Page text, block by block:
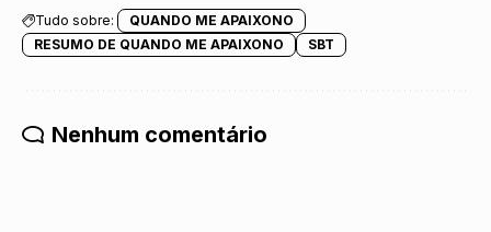
Tudo sobre:
QUANDO ME APAIXONO
RESUMO DE QUANDO ME APAIXONO
SBT
Nenhum comentário